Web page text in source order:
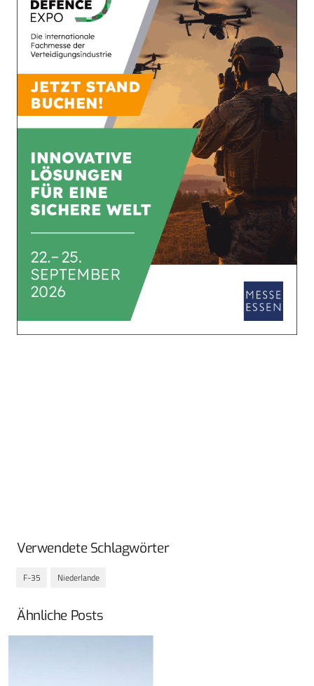
Verwendete Schlagwörter
F-35 Niederlande
Ähnliche Posts